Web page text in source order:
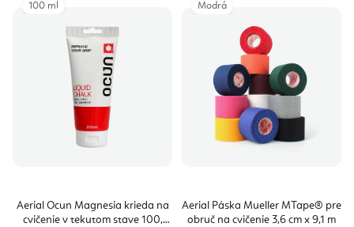
Aerial Ocun Magnesia krieda na
cvičenie v tekutom stave 100,
100 ml
Aerial Páska Mueller MTape® pre
obruč na cvičenie 3,6 cm x 9,1 m
Modrá